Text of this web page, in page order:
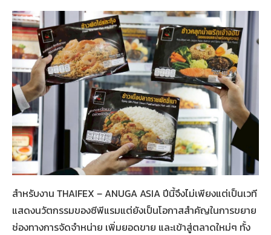
สำหรับงาน THAIFEX – ANUGA ASIA ปีนี้จึงไม่เพียงแต่เป็นเวที
แสดงนวัตกรรมของซีพีแรมแต่ยังเป็นโอกาสสำคัญในการขยาย
ช่องทางการจัดจำหน่าย เพิ่มยอดขาย และเข้าสู่ตลาดใหม่ๆ ทั้ง